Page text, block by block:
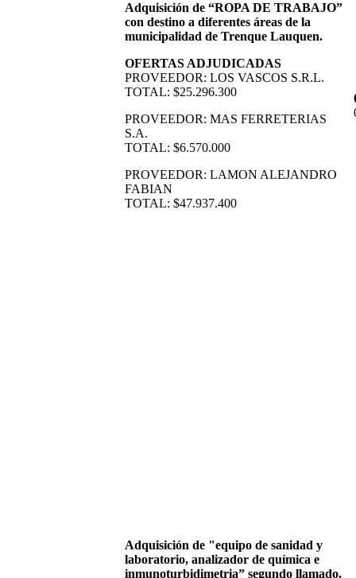
Adquisición de “ROPA DE TRABAJO”
con destino a diferentes áreas de la
municipalidad de Trenque Lauquen.
OFERTAS ADJUDICADAS
PROVEEDOR: LOS VASCOS S.R.L.
TOTAL: $25.296.300
PROVEEDOR: MAS FERRETERIAS
S.A.
TOTAL: $6.570.000
PROVEEDOR: LAMON ALEJANDRO
FABIAN
TOTAL: $47.937.400
Adquisición de "equipo de sanidad y
laboratorio, analizador de química e
inmunoturbidimetria” segundo llamado.